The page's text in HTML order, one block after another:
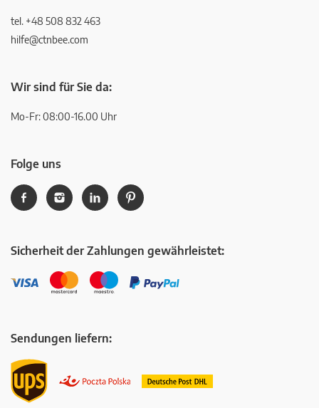
tel. +48 508 832 463
hilfe@ctnbee.com
Wir sind für Sie da:
Mo-Fr: 08:00-16.00 Uhr
Folge uns
Sicherheit der Zahlungen gewährleistet:
Sendungen liefern: